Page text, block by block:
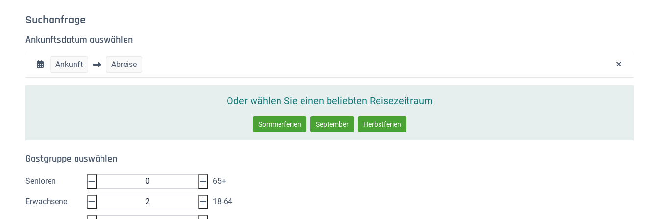
Suchanfrage
Ankunftsdatum auswählen
Ankunft Abreise
Oder wählen Sie einen beliebten Reisezeitraum
Sommerferien September Herbstferien
Gastgruppe auswählen
Senioren 65+
Erwachsene 18-64